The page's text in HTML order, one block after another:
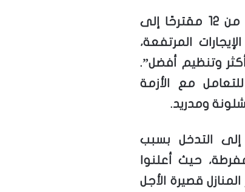
تسعى الحزمة الجديدة المكونة من 12 مقترحًا إلى
المرتفعة،
وتنظيم أفضل”.
مع الأزمة
ومدريد.
إلى التدخل بسبب
حيث أعلنوا
قصيرة الأجل